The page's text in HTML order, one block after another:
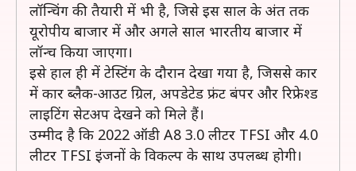
लॉन्चिंग की तैयारी में भी है, जिसे इस साल के अंत तक
यूरोपीय बाजार में और अगले साल भारतीय बाजार में
लॉन्च किया जाएगा।
इसे हाल ही में टेस्टिंग के दौरान देखा गया है, जिससे कार
में कार ब्लैक-आउट ग्रिल, अपडेटेड फ्रंट बंपर और रिफ्रेश्ड
लाइटिंग सेटअप देखने को मिले हैं।
उम्मीद है कि 2022 ऑडी A8 3.0 लीटर TFSI और 4.0
लीटर TFSI इंजनों के विकल्प के साथ उपलब्ध होगी।